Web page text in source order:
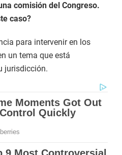
comisión del Congreso.
caso?
para intervenir en los
un tema que está
jurisdicción.